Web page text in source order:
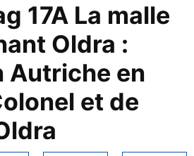
17A La malle
Oldra :
Autriche en
et de